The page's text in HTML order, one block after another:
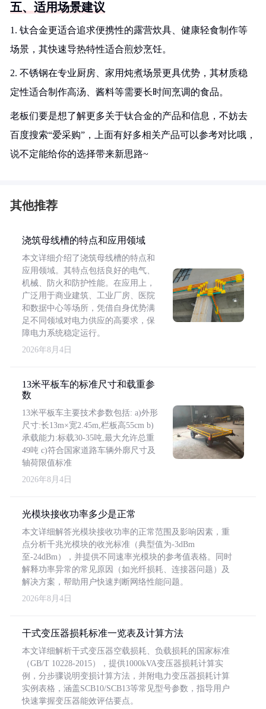
五、适用场景建议
1. 钛合金更适合追求便携性的露营炊具、健康轻食制作等
场景，其快速导热特性适合煎炒烹饪。
2. 不锈钢在专业厨房、家用炖煮场景更具优势，其材质稳
定性适合制作高汤、酱料等需要长时间烹调的食品。
老板们要是想了解更多关于钛合金的产品和信息，不妨去
百度搜索“爱采购”，上面有好多相关产品可以参考对比哦，
说不定能给你的选择带来新思路~
其他推荐
浇筑母线槽的特点和应用领域
本文详细介绍了浇筑母线槽的特点和
应用领域。其特点包括良好的电气、
机械、防火和防护性能。在应用上，
广泛用于商业建筑、工业厂房、医院
和数据中心等场所，凭借自身优势满
足不同领域对电力供应的高要求，保
障电力系统稳定运行。
2026年8月4日
13米平板车的标准尺寸和载重参
数
13米平板车主要技术参数包括: a)外形
尺寸:长13m×宽2.45m,栏板高55cm b)
承载能力:标载30-35吨,最大允许总重
49吨 c)符合国家道路车辆外廓尺寸及
轴荷限值标准
2026年8月4日
光模块接收功率多少是正常
本文详细解答光模块接收功率的正常范围及影响因素，重
点分析千兆光模块的收光标准（典型值为-3dBm
至-24dBm），并提供不同速率光模块的参考值表格。同时
解释功率异常的常见原因（如光纤损耗、连接器问题）及
解决方案，帮助用户快速判断网络性能问题。
2026年8月4日
干式变压器损耗标准一览表及计算方法
本文详细解析干式变压器空载损耗、负载损耗的国家标准
（GB/T 10228-2015），提供1000kVA变压器损耗计算实
例，分步骤说明变损计算方法，并附电力变压器损耗计算
实例表格，涵盖SCB10/SCB13等常见型号参数，指导用户
快速掌握变压器能效评估要点。